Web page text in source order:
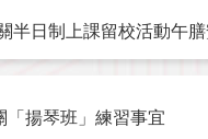
半日制上課留校活動午
「揚琴班」練習事宜